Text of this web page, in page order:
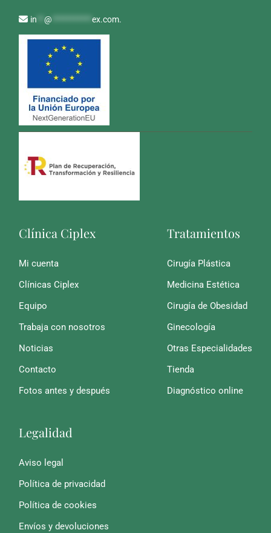
in **@ ***********ex.com.
Clínica Ciplex
Mi cuenta
Clínicas Ciplex
Equipo
Trabaja con nosotros
Noticias
Contacto
Fotos antes y después
Tratamientos
Cirugía Plástica
Medicina Estética
Cirugía de Obesidad
Ginecología
Otras Especialidades
Tienda
Diagnóstico online
Legalidad
Aviso legal
Política de privacidad
Política de cookies
Envíos y devoluciones